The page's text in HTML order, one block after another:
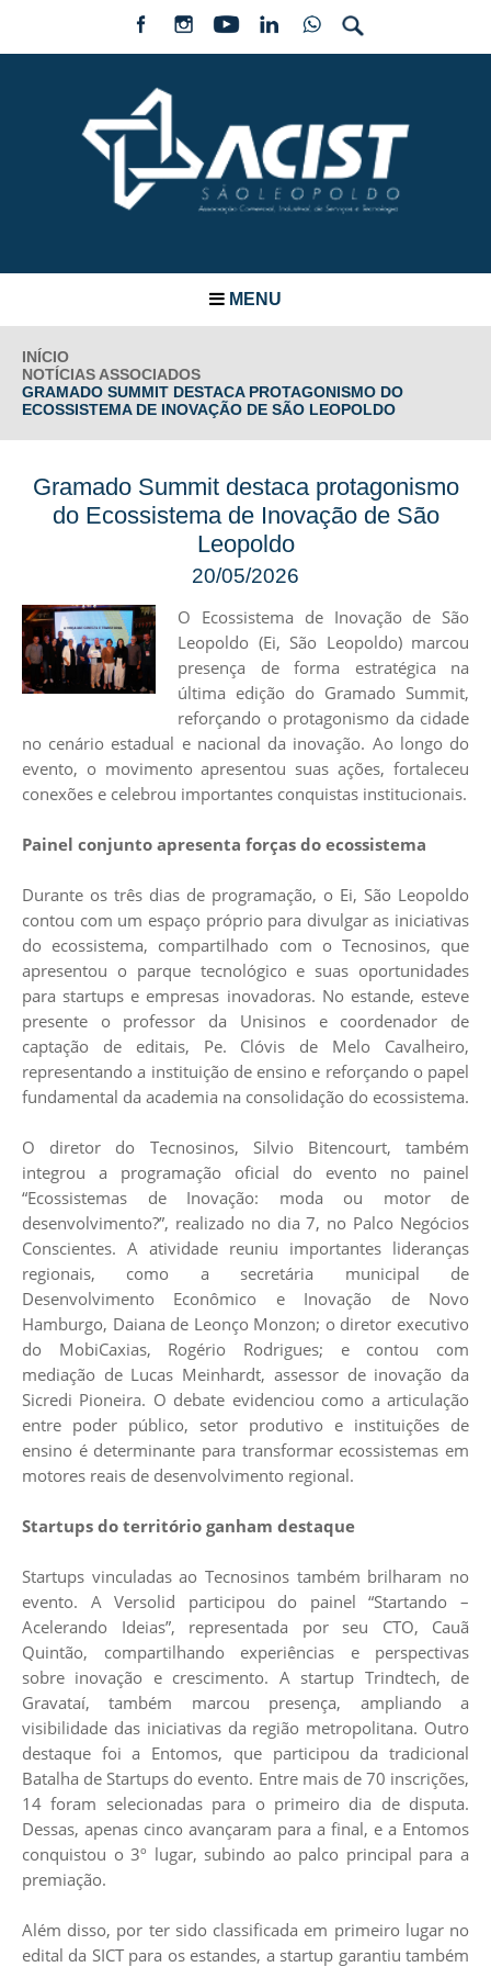
MENU
INÍCIO
NOTÍCIAS ASSOCIADOS
GRAMADO SUMMIT DESTACA PROTAGONISMO DO
ECOSSISTEMA DE INOVAÇÃO DE SÃO LEOPOLDO
Gramado Summit destaca protagonismo
do Ecossistema de Inovação de São
Leopoldo
20/05/2026
O Ecossistema de Inovação de São
Leopoldo (Ei, São Leopoldo) marcou
presença de forma estratégica na
última edição do Gramado Summit,
reforçando o protagonismo da cidade
no cenário estadual e nacional da inovação. Ao longo do
evento, o movimento apresentou suas ações, fortaleceu
conexões e celebrou importantes conquistas institucionais.
Painel conjunto apresenta forças do ecossistema
Durante os três dias de programação, o Ei, São Leopoldo
contou com um espaço próprio para divulgar as iniciativas
do ecossistema, compartilhado com o Tecnosinos, que
apresentou o parque tecnológico e suas oportunidades
para startups e empresas inovadoras. No estande, esteve
presente o professor da Unisinose coordenador de
captação de editais, Pe. Clóvis de Melo Cavalheiro,
representando a instituição de ensino e reforçando o papel
fundamental da academia na consolidação do ecossistema.
O diretor do Tecnosinos, Silvio Bitencourt, também
integrou a programação oficial do evento no painel
“Ecossistemas de Inovação: moda ou motor de
desenvolvimento?”, realizado no dia 7, no Palco Negócios
Conscientes. A atividade reuniu importantes lideranças
regionais, como a secretária municipal de
Desenvolvimento Econômico e Inovação de Novo
Hamburgo, Daiana de Leonço Monzon; o diretor executivo
do MobiCaxias, Rogério Rodrigues; e contou com
mediação de Lucas Meinhardt, assessor de inovação da
Sicredi Pioneira. O debate evidenciou como a articulação
entre poder público, setor produtivo e instituições de
ensino é determinante para transformar ecossistemas em
motores reais de desenvolvimento regional.
Startups do território ganham destaque
Startups vinculadas ao Tecnosinos também brilharam no
evento. AVersolid participou do painel “Startando –
Acelerando Ideias”, representada por seu CTO, Cauã
Quintão, compartilhando experiências e perspectivas
sobre inovação e crescimento. A startup Trindtech, de
Gravataí, também marcou presença, ampliando a
visibilidade das iniciativas da região metropolitana. Outro
destaque foi a Entomos, que participou da tradicional
Batalha de Startups do evento. Entre mais de 70 inscrições,
14 foram selecionadas para o primeiro dia de disputa.
Dessas, apenas cinco avançaram para a final, e a Entomos
conquistou o 3º lugar, subindo ao palco principal para a
premiação.
Além disso, por ter sido classificada em primeiro lugar no
edital da SICT para os estandes, a startup garantiu também